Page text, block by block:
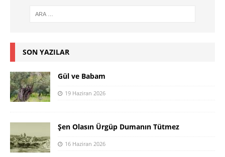
SON YAZILAR
Gül ve Babam
19 Haziran 2026
Şen Olasın Ürgüp Dumanın Tütmez
16 Haziran 2026